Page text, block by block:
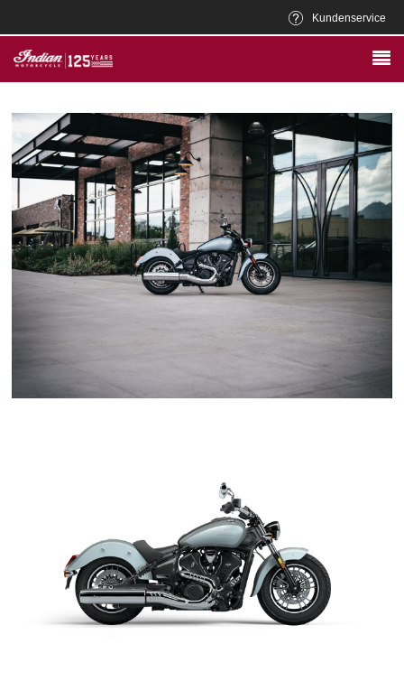
Kundenservice